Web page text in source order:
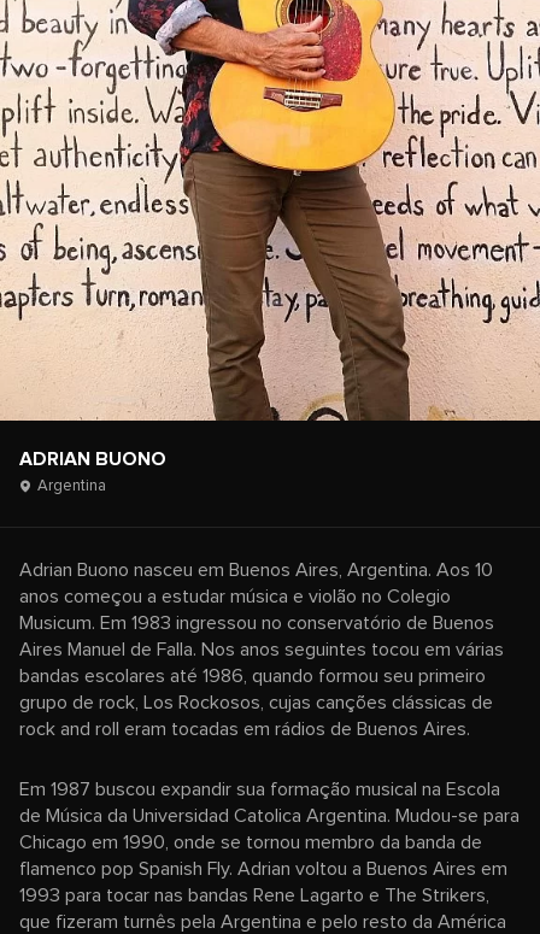
ADRIAN BUONO
Argentina
Adrian Buono nasceu em Buenos Aires, Argentina. Aos 10
anos começou a estudar música e violão no Colegio
Musicum. Em 1983 ingressou no conservatório de Buenos
Aires Manuel de Falla. Nos anos seguintes tocou em várias
bandas escolares até 1986, quando formou seu primeiro
grupo de rock, Los Rockosos, cujas canções clássicas de
rock and roll eram tocadas em rádios de Buenos Aires.
Em 1987 buscou expandir sua formação musical na Escola
de Música da Universidad Catolica Argentina. Mudou-se para
Chicago em 1990, onde se tornou membro da banda de
flamenco pop Spanish Fly. Adrian voltou a Buenos Aires em
1993 para tocar nas bandas Rene Lagarto e The Strikers,
que fizeram turnês pela Argentina e pelo resto da América